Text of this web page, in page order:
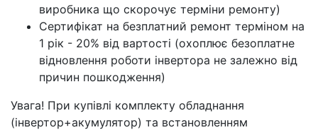
виробника що скорочує терміни ремонту)
Сертифікат на безплатний ремонт терміном на
1 рік - 20% від вартості (охоплює безоплатне
відновлення роботи інвертора не залежно від
причин пошкодження)
Увага! При купівлі комплекту обладнання
(інвертор+акумулятор) та встановленням